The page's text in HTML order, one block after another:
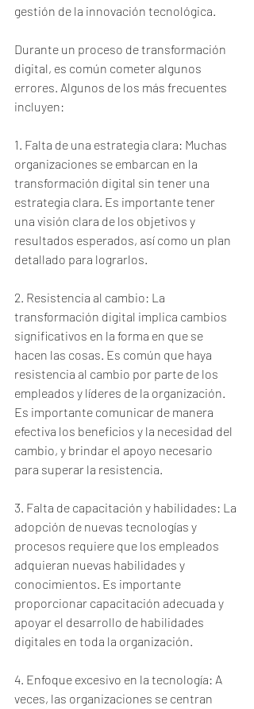
gestión de la innovación tecnológica.
Durante un proceso de transformación
digital, es común cometer algunos
errores. Algunos de los más frecuentes
incluyen:
1. Falta de una estrategia clara: Muchas
organizaciones se embarcan en la
transformación digital sin tener una
estrategia clara. Es importante tener
una visión clara de los objetivos y
resultados esperados, así como un plan
detallado para lograrlos.
2. Resistencia al cambio: La
transformación digital implica cambios
significativos en la forma en que se
hacen las cosas. Es común que haya
resistencia al cambio por parte de los
empleados y líderes de la organización.
Es importante comunicar de manera
efectiva los beneficios y la necesidad del
cambio, y brindar el apoyo necesario
para superar la resistencia.
3. Falta de capacitación y habilidades: La
adopción de nuevas tecnologías y
procesos requiere que los empleados
adquieran nuevas habilidades y
conocimientos. Es importante
proporcionar capacitación adecuada y
apoyar el desarrollo de habilidades
digitales en toda la organización.
4. Enfoque excesivo en la tecnología: A
veces, las organizaciones se centran